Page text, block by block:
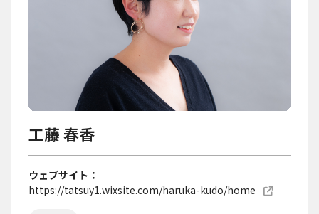
工藤 春香
ウェブサイト
https://tatsuy1.wixsite.com/haruka-kudo/home